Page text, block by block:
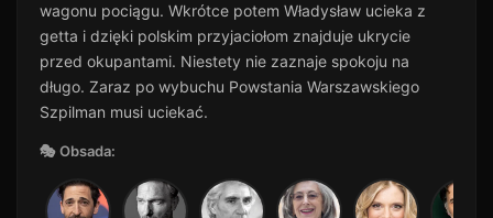
wagonu pociągu. Wkrótce potem Władysław ucieka z
getta i dzięki polskim przyjaciołom znajduje ukrycie
przed okupantami. Niestety nie zaznaje spokoju na
długo. Zaraz po wybuchu Powstania Warszawskiego
Szpilman musi uciekać.
🎭 Obsada: